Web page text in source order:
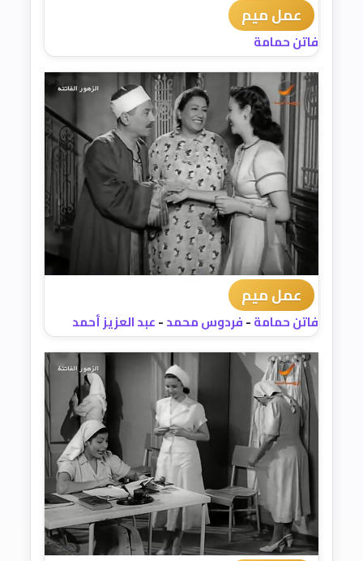
عمل ميم
فاتن حمامة
عمل ميم
فاتن حمامة-فردوس محمد-عبد العزيز أحمد